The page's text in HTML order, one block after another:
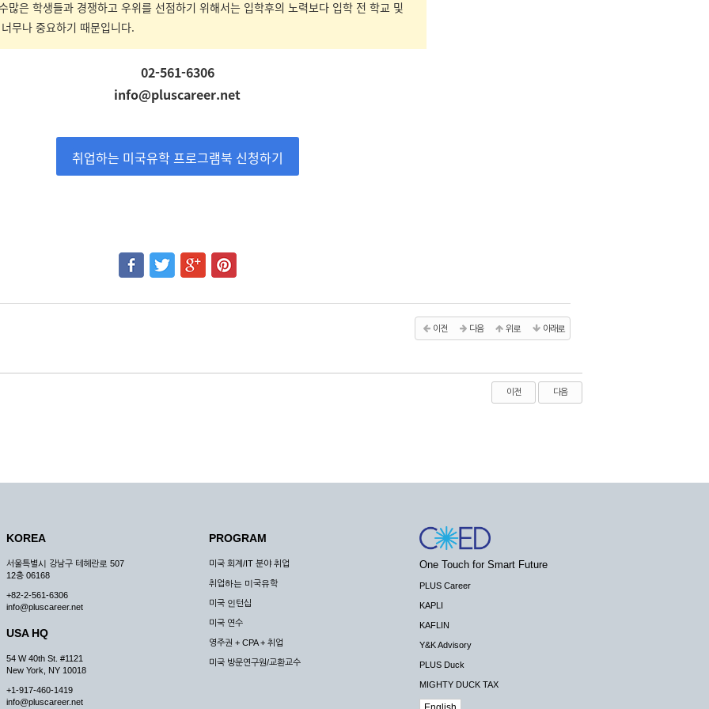
많은 학생들과 경쟁하고 우위를 선점하기 위해서는 입학후의 노력보다 입학 전 학교 및
무나 중요하기 때문입니다.
02-561-6306
info@pluscareer.net
취업하는 미국유학 프로그램북 신청하기
이전 다음 위로 아래로
이전 다음
KOREA
서울특별시 강남구 테헤란로 507
12층 06168
+82-2-561-6306
info@pluscareer.net
USA HQ
54 W 40th St. #1121
New York, NY 10018
+1-917-460-1419
info@pluscareer.net
PROGRAM
미국 회계/IT 분야 취업
취업하는 미국유학
미국 인턴십
미국 연수
영주권 + CPA + 취업
미국 방문연구원/교환교수
One Touch for Smart Future
PLUS Career
KAPLI
KAFLIN
Y&K Advisory
PLUS Duck
MIGHTY DUCK TAX